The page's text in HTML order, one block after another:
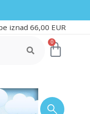
iznad 66,00 EUR
0